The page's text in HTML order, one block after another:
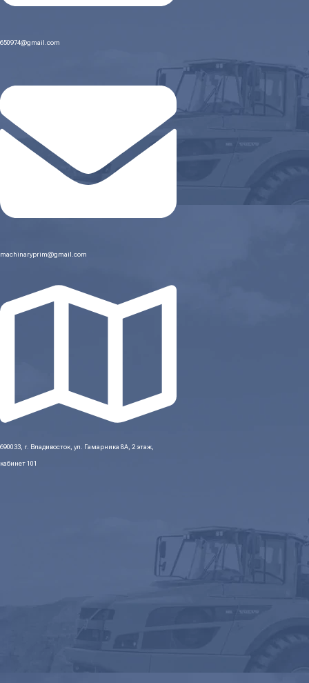
650974@gmail.com
machinaryprim@gmail.com
690033, г. Владивосток, ул. Гамарника 8А, 2 этаж,
кабинет 101